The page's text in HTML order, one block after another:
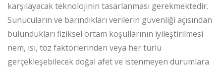
karşılayacak teknolojinin tasarlanması gerekmektedir.
Sunucuların ve barındıkları verilerin güvenliği açısından
bulundukları fiziksel ortam koşullarının iyileştirilmesi
nem, ısı, toz faktörlerinden veya her türlü
gerçekleşebilecek doğal afet ve istenmeyen durumlara